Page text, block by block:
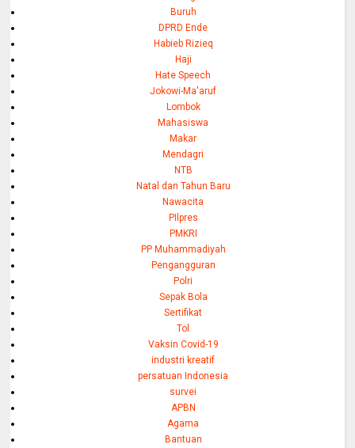
Buruh
DPRD Ende
Habieb Rizieq
Haji
Hate Speech
Jokowi-Ma'aruf
Lombok
Mahasiswa
Makar
Mendagri
NTB
Natal dan Tahun Baru
Nawacita
PIlpres
PMKRI
PP Muhammadiyah
Pengangguran
Polri
Sepak Bola
Sertifikat
Tol
Vaksin Covid-19
industri kreatif
persatuan Indonesia
survei
APBN
Agama
Bantuan